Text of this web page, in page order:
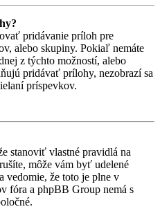
pridávanie príloh pre
alebo skupiny. Pokiaľ nemáte
z týchto možností, alebo
pridávať prílohy, nezobrazí sa
príspevkov.
stanoviť vlastné pravidlá na
môže vám byť udelené
vedomie, že toto je plne v
fóra a phpBB Group nemá s